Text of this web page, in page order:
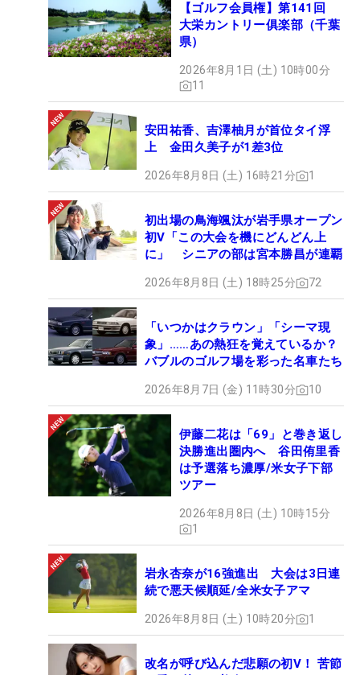
【ゴルフ会員権】第141回
大栄カントリー俱楽部（千葉
県）
2026年8月1日 (土) 10時00分
11
安田祐香、吉澤柚月が首位タイ浮
上 金田久美子が1差3位
2026年8月8日 (土) 16時21分 1
初出場の鳥海颯汰が岩手県オープン
初V「この大会を機にどんどん上
に」 シニアの部は宮本勝昌が連覇
2026年8月8日 (土) 18時25分 72
「いつかはクラウン」「シーマ現
象」……あの熱狂を覚えているか？
バブルのゴルフ場を彩った名車たち
2026年8月7日 (金) 11時30分 10
伊藤二花は「69」と巻き返し
決勝進出圏内へ 谷田侑里香
は予選落ち濃厚/米女子下部
ツアー
2026年8月8日 (土) 10時15分
1
岩永杏奈が16強進出 大会は3日連
続で悪天候順延/全米女子アマ
2026年8月8日 (土) 10時20分 1
改名が呼び込んだ悲願の初V！ 苦節